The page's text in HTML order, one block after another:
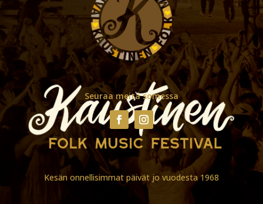
Kesän onnellisimmat päivät jo vuodesta 1968
Seuraa meitä somessa